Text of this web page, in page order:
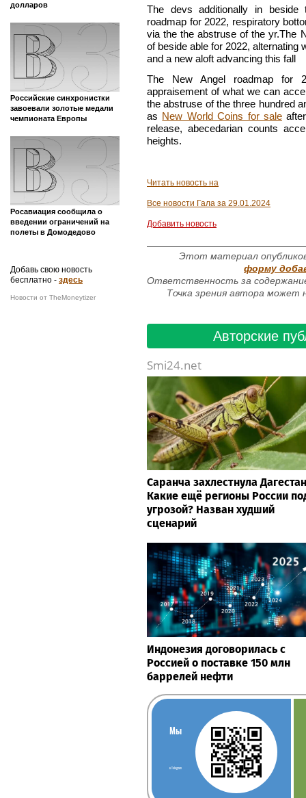
долларов
Российские синхронистки
завоевали золотые медали
чемпионата Европы
Росавиация сообщила о
введении ограничений на
полеты в Домодедово
Добавь свою новость
бесплатно - здесь
Новости от TheMoneytizer
The devs additionally in
roadmap for 2022, respiratory
via the the abstruse of the yr.The
of beside able for 2022, alternating
and a new aloft advancing this fall
The New Angel roadmap for
appraisement of what we can
the abstruse of the three hundred
as New World Coins for sale
release, abecedarian counts
heights.
Читать новость на
Все новости Гала за 29.01.2024
Добавить новость
Этот материал
форму
Ответственность за
Точка зрения автора может
Авторские
Smi24.net
Саранча захлестнула
Какие ещё регионы России
угрозой? Назван худший
сценарий
Индонезия договорилась с
Россией о поставке 150 млн
баррелей нефти
Мы
в Telegram